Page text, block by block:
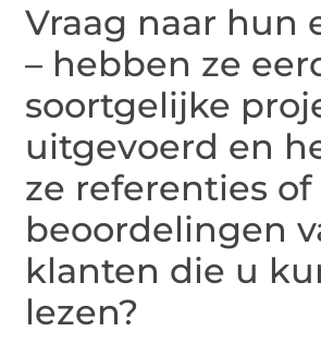
Vraag naar hun
– hebben ze
soortgelijke
uitgevoerd en
ze referenties of
beoordelingen
klanten die u
lezen?